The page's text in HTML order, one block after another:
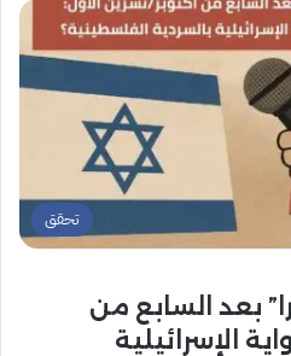
تحقق
بعد السابع من
الإسرائيلية